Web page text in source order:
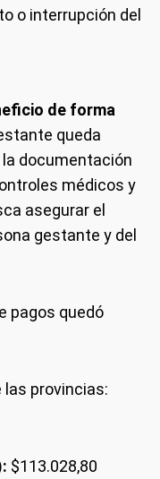
o interrupción del
de forma
queda
documentación
médicos y
asegurar el
gestante y del
pagos quedó
las provincias:
$113.028,80